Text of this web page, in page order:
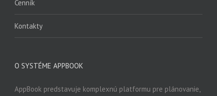
Cenník
Kontakty
O SYSTÉME APPBOOK
AppBook predstavuje komplexnú platformu pre plánovanie,